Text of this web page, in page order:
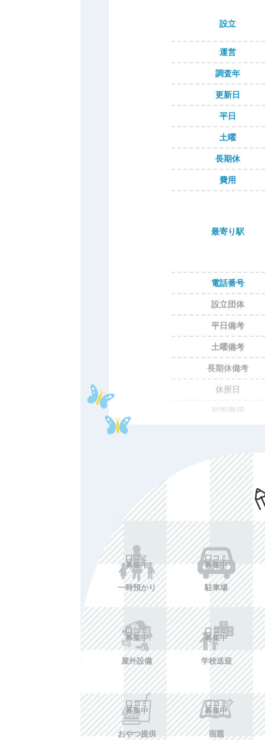
設立
運営
調査年
更新日
平日
土曜
長期休
費用
最寄り駅
電話番号
設立団体
平日備考
土曜備考
長期休備考
休所日
初期費用
費用備考
ホームページ
口コミ
募集中
一時預かり
口コミ
募集中
駐車場
口コミ
募集中
屋外設備
口コミ
募集中
学校送迎
口コミ
募集中
おやつ提供
口コミ
募集中
宿題